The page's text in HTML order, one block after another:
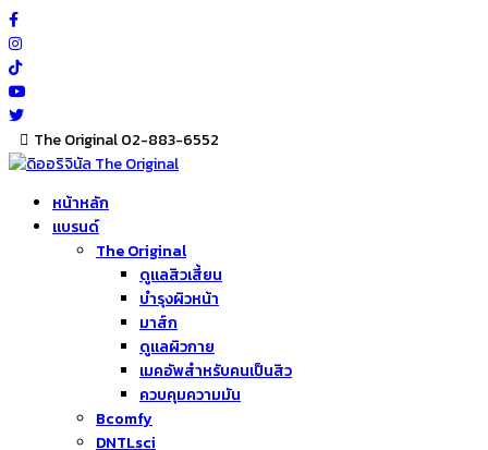
Skip
to
content
The Original 02-883-6552
หน้าหลัก
แบรนด์
The Original
ดูแลสิวเสี้ยน
บำรุงผิวหน้า
มาส์ก
ดูแลผิวกาย
เมคอัพสำหรับคนเป็นสิว
ควบคุมความมัน
Bcomfy
DNTLsci